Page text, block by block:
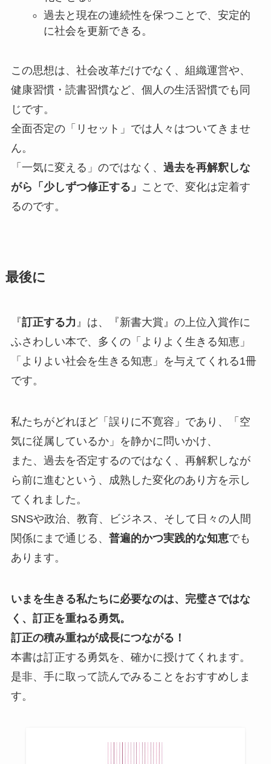
過去と現在の連続性を保つことで、安定的
に社会を更新できる。
この思想は、社会改革だけでなく、組織運営や、
健康習慣・読書習慣など、個人の生活習慣でも同
じです。
全面否定の「リセット」では人々はついてきませ
ん。
「一気に変える」のではなく、 過去を再解釈しな
がら「少しずつ修正する」 ことで、変化は定着す
るのです。
最後に
『訂正する力 』は、『新書大賞』の上位入賞作に
ふさわしい本で、多くの「よりよく生きる知恵」
「よりよい社会を生きる知恵」を与えてくれる1冊
です。
私たちがどれほど「誤りに不寛容」であり、「空
気に従属しているか」を静かに問いかけ、
また、過去を否定するのではなく、再解釈しなが
ら前に進むという、成熟した変化のあり方を示し
てくれました。
SNSや政治、教育、ビジネス、そして日々の人間
関係にまで通じる、 普遍的かつ実践的な知恵でも
あります。
いまを生きる私たちに必要なのは、完璧さではな
く、訂正を重ねる勇気。
訂正の積み重ねが成長につながる！
本書は訂正する勇気を、確かに授けてくれます。
是非、手に取って読んでみることをおすすめしま
す。